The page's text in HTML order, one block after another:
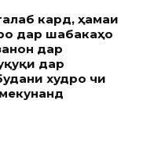
кард, ҳамаи
дар шабакаҳо
дар
дар
худро чи